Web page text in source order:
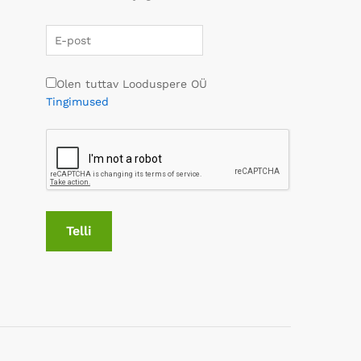
Olen tuttav Looduspere OÜ
Tingimused
Telli